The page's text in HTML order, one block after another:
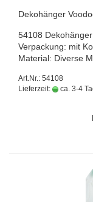
De­ko­hän­ger
54108
Ver­pa­ckung: mit
Ma­te­ri­al: Di­ver­se
Art.Nr.: 54108
Lieferzeit:
ca. 3-4